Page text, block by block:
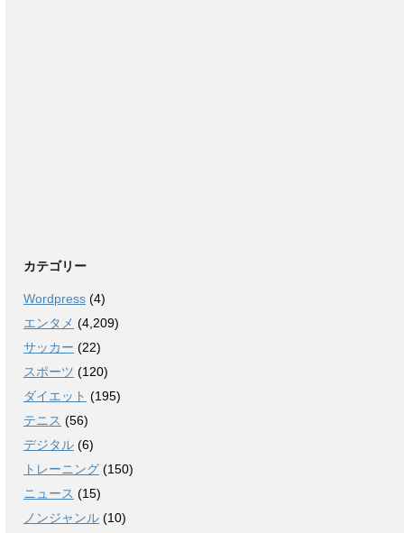
カテゴリー
Wordpress (4)
エンタメ (4,209)
サッカー (22)
スポーツ (120)
ダイエット (195)
テニス (56)
デジタル (6)
トレーニング (150)
ニュース (15)
ノンジャンル (10)